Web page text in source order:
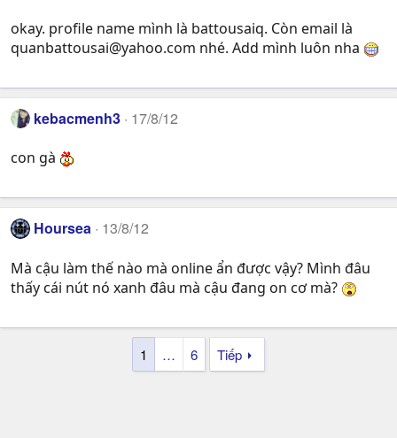
okay. profile name mình là battousaiq. Còn email là
quanbattousai@yahoo.com nhé. Add mình luôn nha
kebacmenh3 17/8/12
con gà
Hoursea 13/8/12
Mà cậu làm thế nào mà online ẩn được vậy? Mình đâu
thấy cái nút nó xanh đâu mà cậu đang on cơ mà?
1 … 6 Tiếp